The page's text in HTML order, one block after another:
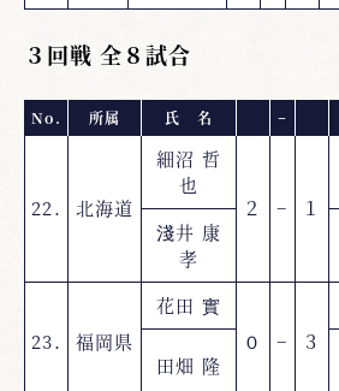
３回戦 全８試合
No. 所属 氏 名 −
22. 北海道
細沼 哲
也
２
− １
淺井 康
孝
23. 福岡県
花田 實
０
− ３
田畑 隆